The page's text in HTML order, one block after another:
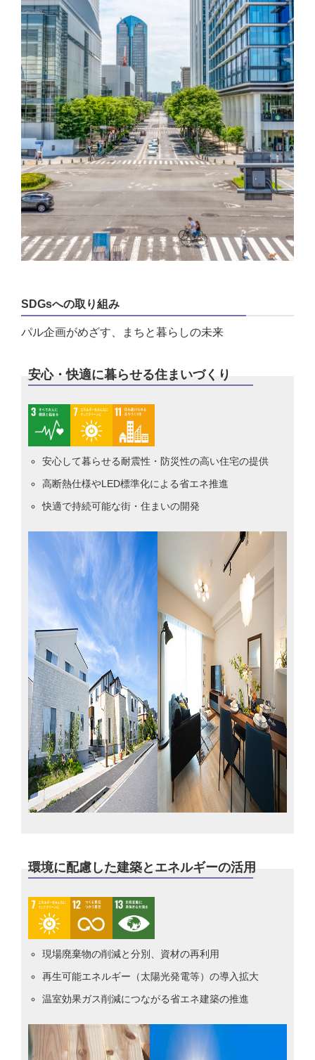
SDGsへの取り組み
パル企画がめざす、まちと暮らしの未来
安心・快適に暮らせる住まいづくり
安心して暮らせる耐震性・防災性の高い住宅の提供
高断熱仕様やLED標準化による省エネ推進
快適で持続可能な街・住まいの開発
環境に配慮した建築とエネルギーの活用
現場廃棄物の削減と分別、資材の再利用
再生可能エネルギー（太陽光発電等）の導入拡大
温室効果ガス削減につながる省エネ建築の推進